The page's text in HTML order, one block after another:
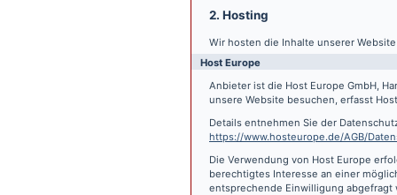
2. Hosting
Wir hosten die Inhalte unserer
Host Europe
Anbieter ist die Host Europe GmbH,
unsere Website besuchen, erfasst
Details entnehmen Sie der
https://www.hosteurope.de/AGB/
Die Verwendung von Host Europe
berechtigtes Interesse an einer
entsprechende Einwilligung abgefragt